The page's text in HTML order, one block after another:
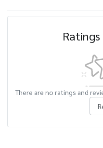
There are no ratings and